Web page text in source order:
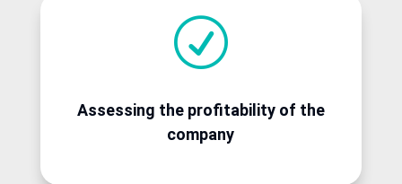
R
Assessing the profitability of the
company